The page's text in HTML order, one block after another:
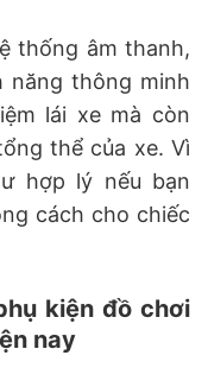
thống âm thanh,
năng thông minh
lái xe mà còn
thể của xe. Vì
hợp lý nếu bạn
cách cho chiếc
kiện đồ chơi
nay